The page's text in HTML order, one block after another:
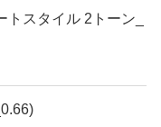
スタイル 2トーン_